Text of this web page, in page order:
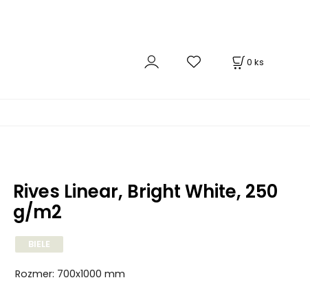
0 ks
Rives Linear, Bright White, 250
g/m2
BIELE
Rozmer: 700x1000 mm